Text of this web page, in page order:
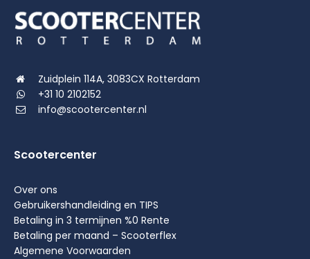
Zuidplein 114A, 3083CX Rotterdam
+31 10 2102152
info@scootercenter.nl
Scootercenter
Over ons
Gebruikershandleiding en TIPS
Betaling in 3 termijnen %0 Rente
Betaling per maand – Scooterflex
Algemene Voorwaarden